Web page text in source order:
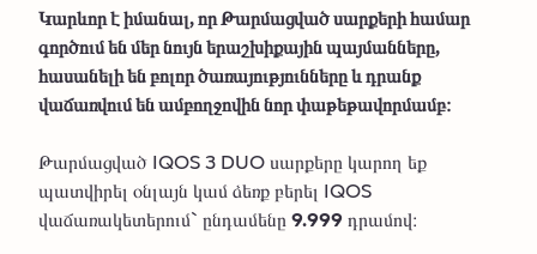
Կարևոր է իմանալ, որ Թարմացված սարքերի համար
գործում են մեր նույն երաշխիքային պայմանները,
հասանելի են բոլոր ծառայությունները և դրանք
վաճառվում են ամբողջովին նոր փաթեթավորմամբ։
Թարմացված IQOS 3 DUO սարքերը կարող եք
պատվիրել օնլայն կամ ձեռք բերել IQOS
վաճառակետերում` ընդամենը9.999դրամով։